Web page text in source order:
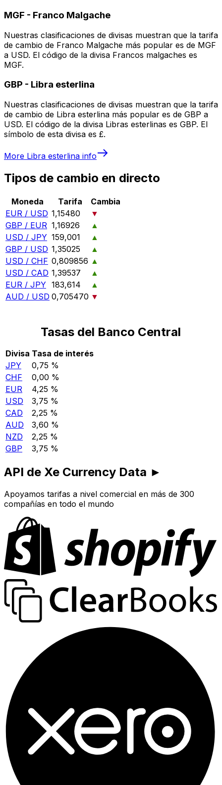
MGF - Franco Malgache
Nuestras clasificaciones de divisas muestran que la tarifa
de cambio de Franco Malgache más popular es de MGF
a USD. El código de la divisa Francos malgaches es
MGF.
GBP - Libra esterlina
Nuestras clasificaciones de divisas muestran que la tarifa
de cambio de Libra esterlina más popular es de GBP a
USD. El código de la divisa Libras esterlinas es GBP. El
símbolo de esta divisa es £.
More Libra esterlina info
Tipos de cambio en directo
Moneda Tarifa
Cambia
EUR / USD 1,15480
▼
GBP / EUR 1,16926
▲
USD / JPY 159,001
▲
GBP / USD 1,35025
▲
USD / CHF 0,809856 ▲
USD / CAD 1,39537
▲
EUR / JPY 183,614
▲
AUD / USD 0,705470 ▼
Tasas del Banco Central
Divisa Tasa de interés
JPY
0,75 %
CHF
0,00 %
EUR
4,25 %
USD
3,75 %
CAD
2,25 %
AUD
3,60 %
NZD
2,25 %
GBP
3,75 %
API de Xe Currency Data ►
Apoyamos tarifas a nivel comercial en más de 300
compañías en todo el mundo